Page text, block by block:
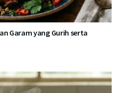
Garam yang Gurih serta